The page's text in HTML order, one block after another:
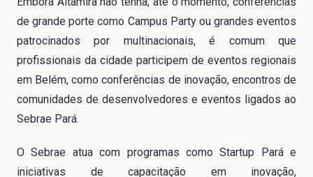
de grande porte como Campus Party ou grandes eventos
patrocinados por multinacionais, é comum que
profissionais da cidade participem de eventos regionais
em Belém, como conferências de inovação, encontros de
comunidades de desenvolvedores e eventos ligados ao
Sebrae Pará.
O Sebrae atua com programas como Startup Pará e
iniciativas de capacitação em inovação,